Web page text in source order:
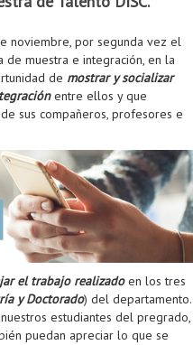
noviembre, por segunda vez el
muestra e integración, en la
de mostrar y socializar
entre ellos y que
sus compañeros, profesores e
el trabajo realizadoen los tres
y Doctorado) del departamento.
estudiantes del pregrado,
puedan apreciar lo que se
departamentos
de Información
(MBC)
para el Negocio
(MESI)
(MINE)
y Computación (MISIS)
- Códice